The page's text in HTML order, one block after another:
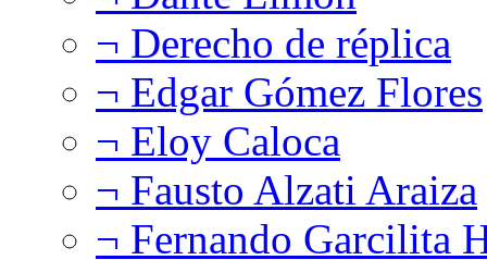
¬ Derecho de réplica
¬ Edgar Gómez Flores
¬ Eloy Caloca
¬ Fausto Alzati Araiza
¬ Fernando Garcilita